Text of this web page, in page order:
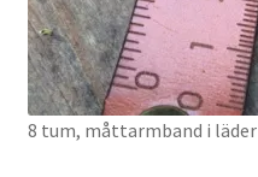
8 tum, måttarmband i läder